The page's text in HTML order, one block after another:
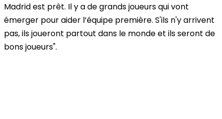
Madrid est prêt. Il y a de grands joueurs qui vont
émerger pour aider l’équipe première. S'ils n'y arrivent
pas, ils joueront partout dans le monde et ils seront de
bons joueurs".